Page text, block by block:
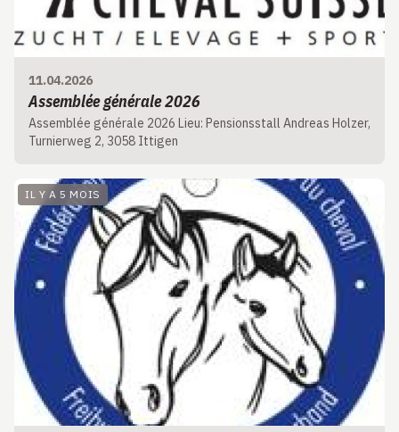
11.04.2026
Assemblée générale 2026
Assemblée générale 2026 Lieu: Pensionsstall Andreas Holzer,
Turnierweg 2, 3058 Ittigen
IL Y A 5 MOIS